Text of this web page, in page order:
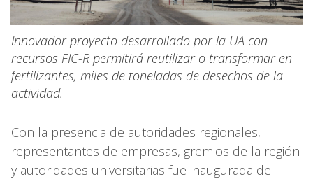
Innovador proyecto desarrollado por la UA con
recursos FIC-R permitirá reutilizar o transformar en
fertilizantes, miles de toneladas de desechos de la
actividad.
Con la presencia de autoridades regionales,
representantes de empresas, gremios de la región
y autoridades universitarias fue inaugurada de